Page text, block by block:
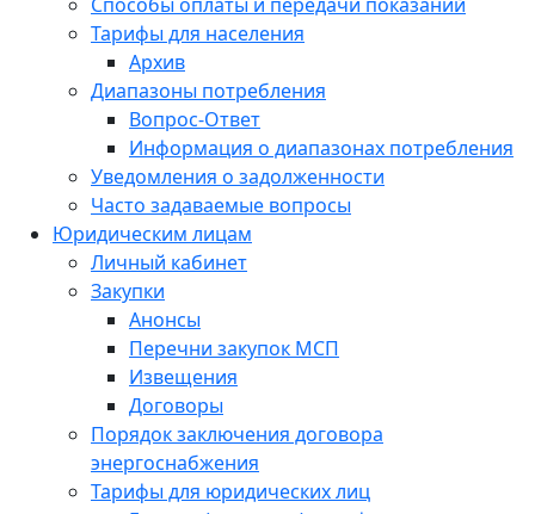
Тарифы для населения
Архив
Диапазоны потребления
Вопрос-Ответ
Информация о диапазонах потребления
Уведомления о задолженности
Часто задаваемые вопросы
Юридическим лицам
Личный кабинет
Закупки
Анонсы
Перечни закупок МСП
Извещения
Договоры
Порядок заключения договора
энергоснабжения
Тарифы для юридических лиц